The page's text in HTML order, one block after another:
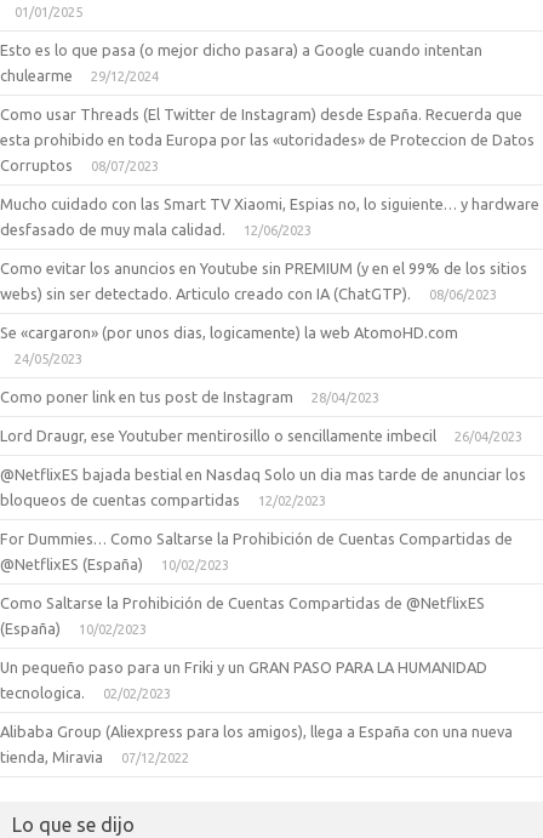
01/01/2025
Esto es lo que pasa (o mejor dicho pasara) a Google cuando intentan
chulearme
29/12/2024
Como usar Threads (El Twitter de Instagram) desde España. Recuerda que
esta prohibido en toda Europa por las «utoridades» de Proteccion de Datos
Corruptos
08/07/2023
Mucho cuidado con las Smart TV Xiaomi, Espias no, lo siguiente… y hardware
desfasado de muy mala calidad.
12/06/2023
Como evitar los anuncios en Youtube sin PREMIUM (y en el 99% de los sitios
webs) sin ser detectado. Articulo creado con IA (ChatGTP).
08/06/2023
Se «cargaron» (por unos dias, logicamente) la web AtomoHD.com
24/05/2023
Como poner link en tus post de Instagram 28/04/2023
Lord Draugr, ese Youtuber mentirosillo o sencillamente imbecil 26/04/2023
@NetflixES bajada bestial en Nasdaq Solo un dia mas tarde de anunciar los
bloqueos de cuentas compartidas
12/02/2023
For Dummies… Como Saltarse la Prohibición de Cuentas Compartidas de
@NetflixES (España)
10/02/2023
Como Saltarse la Prohibición de Cuentas Compartidas de @NetflixES
(España)
10/02/2023
Un pequeño paso para un Friki y un GRAN PASO PARA LA HUMANIDAD
tecnologica.
02/02/2023
Alibaba Group (Aliexpress para los amigos), llega a España con una nueva
tienda, Miravia
07/12/2022
Lo que se dijo